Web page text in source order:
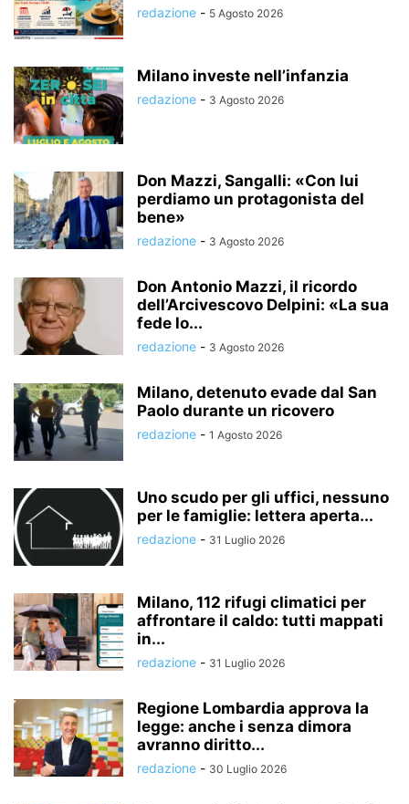
redazione - 5 Agosto 2026
Milano investe nell’infanzia
redazione - 3 Agosto 2026
Don Mazzi, Sangalli: «Con lui
perdiamo un protagonista del
bene»
redazione - 3 Agosto 2026
Don Antonio Mazzi, il ricordo
dell’Arcivescovo Delpini: «La sua
fede lo...
redazione - 3 Agosto 2026
Milano, detenuto evade dal San
Paolo durante un ricovero
redazione - 1 Agosto 2026
Uno scudo per gli uffici, nessuno
per le famiglie: lettera aperta...
redazione - 31 Luglio 2026
Milano, 112 rifugi climatici per
affrontare il caldo: tutti mappati
in...
redazione - 31 Luglio 2026
Regione Lombardia approva la
legge: anche i senza dimora
avranno diritto...
redazione - 30 Luglio 2026